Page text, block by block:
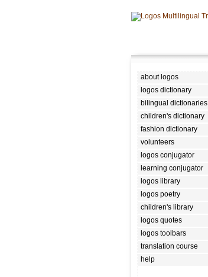
about logos
logos dictionary
bilingual dictionaries
children's dictionary
fashion dictionary
volunteers
logos conjugator
learning conjugator
logos library
logos poetry
children's library
logos quotes
logos toolbars
translation course
help